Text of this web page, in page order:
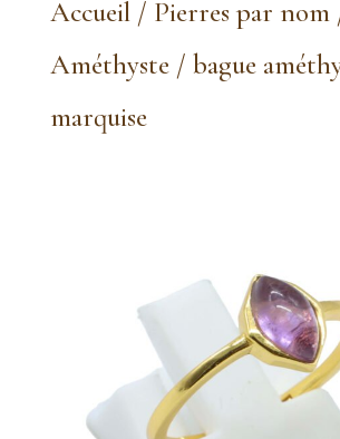
Accueil/ Pierres par nom
Améthyste/ bague
marquise